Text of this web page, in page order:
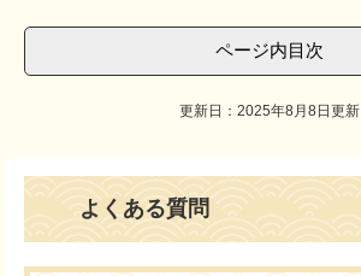
ページ内目次
更新日：2025年8月8日更新
よくある質問